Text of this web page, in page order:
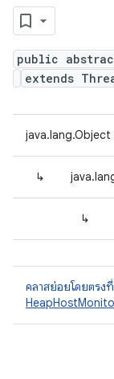
public
extends
java.lang.Object
↳
↳
คลาสย่อยโดยตรง